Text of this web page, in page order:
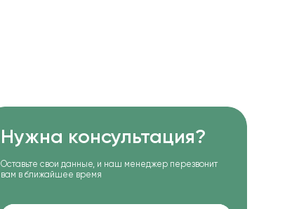
Нужна консультация?
Оставьте свои данные, и наш менеджер перезвонит
вам в ближайшее время